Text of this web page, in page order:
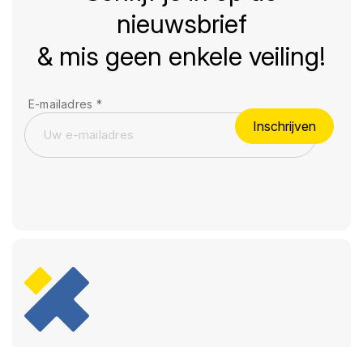
nieuwsbrief
& mis geen enkele veiling!
E-mailadres *
Inschrijven